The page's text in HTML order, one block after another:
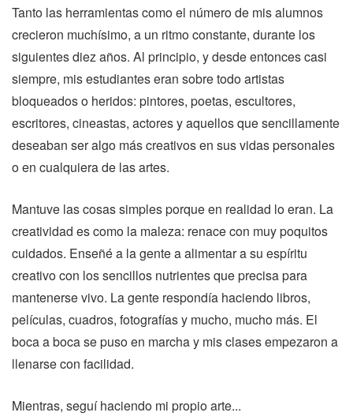
Tanto las herramientas como el número de mis alumnos
crecieron muchísimo, a un ritmo constante, durante los
siguientes diez años. Al principio, y desde entonces casi
siempre, mis estudiantes eran sobre todo artistas
bloqueados o heridos: pintores, poetas, escultores,
escritores, cineastas, actores y aquellos que sencillamente
deseaban ser algo más creativos en sus vidas personales
o en cualquiera de las artes.
Mantuve las cosas simples porque en realidad lo eran. La
creatividad es como la maleza: renace con muy poquitos
cuidados. Enseñé a la gente a alimentar a su espíritu
creativo con los sencillos nutrientes que precisa para
mantenerse vivo. La gente respondía haciendo libros,
películas, cuadros, fotografías y mucho, mucho más. El
boca a boca se puso en marcha y mis clases empezaron a
llenarse con facilidad.
Mientras, seguí haciendo mi propio arte...